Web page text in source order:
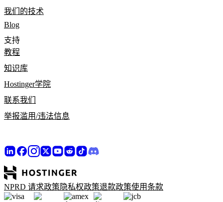
我们的技术
Blog
支持
教程
知识库
Hostinger学院
联系我们
举报滥用/违法信息
NPRD 请求政策 隐私权政策退款政策使用条款